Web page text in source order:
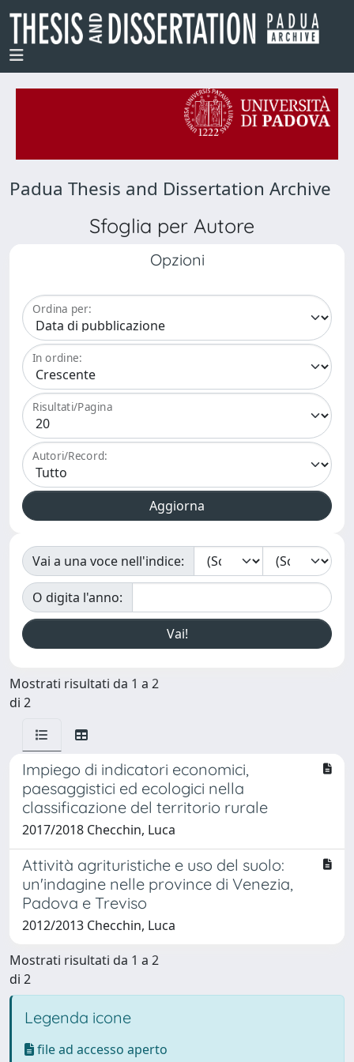
Padua Thesis and Dissertation Archive
Sfoglia per Autore
Opzioni
Ordina per:
In ordine:
Risultati/Pagina
Autori/Record:
Vai a una voce nell'indice:
O digita l'anno:
Mostrati risultati da 1 a 2
di 2
Impiego di indicatori economici,
paesaggistici ed ecologici nella
classificazione del territorio rurale
2017/2018 Checchin, Luca
Attività agrituristiche e uso del suolo:
un'indagine nelle province di Venezia,
Padova e Treviso
2012/2013 Checchin, Luca
Mostrati risultati da 1 a 2
di 2
Legenda icone
file ad accesso aperto